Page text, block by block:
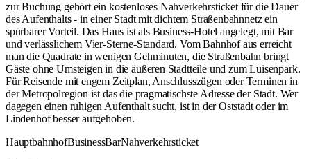
zur Buchung gehört ein kostenloses Nahverkehrsticket für die Dauer
des Aufenthalts - in einer Stadt mit dichtem Straßenbahnnetz ein
spürbarer Vorteil. Das Haus ist als Business-Hotel angelegt, mit Bar
und verlässlichem Vier-Sterne-Standard. Vom Bahnhof aus erreicht
man die Quadrate in wenigen Gehminuten, die Straßenbahn bringt
Gäste ohne Umsteigen in die äußeren Stadtteile und zum Luisenpark.
Für Reisende mit engem Zeitplan, Anschlusszügen oder Terminen in
der Metropolregion ist das die pragmatischste Adresse der Stadt. Wer
dagegen einen ruhigen Aufenthalt sucht, ist in der Oststadt oder im
Lindenhof besser aufgehoben.
HauptbahnhofBusinessBarNahverkehrsticket